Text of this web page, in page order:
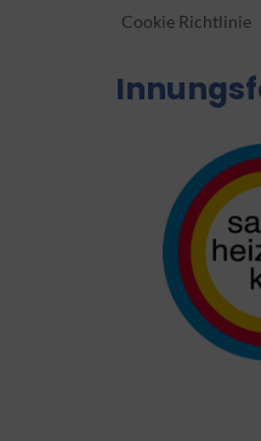
Cookie Richtlinie